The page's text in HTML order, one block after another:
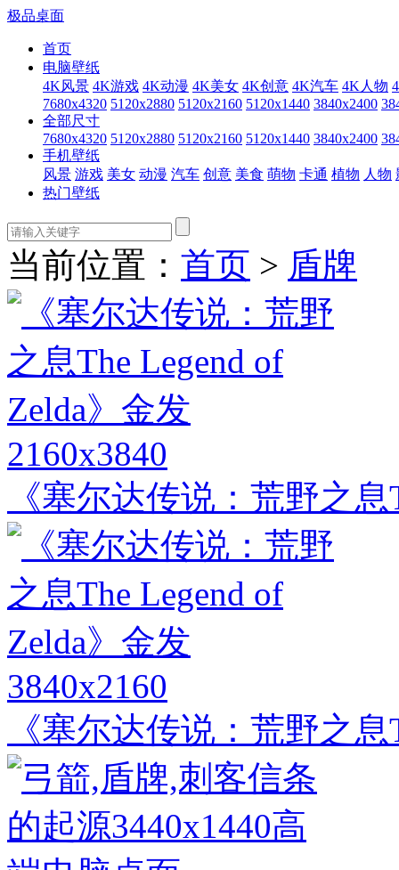
极品桌面
首页
电脑壁纸
4K风景 4K游戏 4K动漫 4K美女 4K创意 4K汽车 4K人物
7680x4320 5120x2880 5120x2160 5120x1440 3840x2400
全部尺寸
7680x4320 5120x2880 5120x2160 5120x1440 3840x2400
手机壁纸
风景 游戏 美女 动漫 汽车 创意 美食 萌物 卡通 植物 人物
热门壁纸
当前位置： 首页 > 盾牌
2160x3840
《塞尔达传说：荒野之
3840x2160
《塞尔达传说：荒野之